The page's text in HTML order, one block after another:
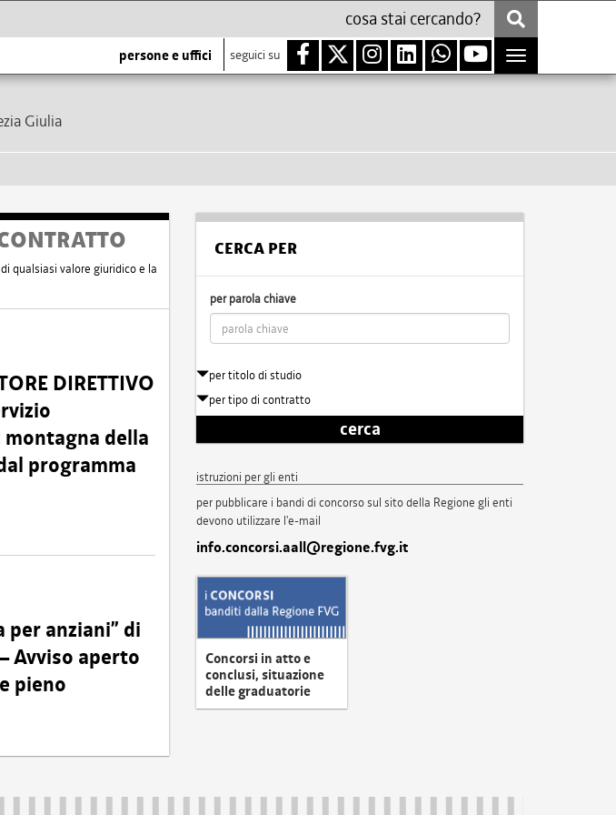
persone e uffici seguici su
Toggle
navigation
Giulia
qualsiasi valore giuridico e la
DIRETTIVO
della
programma
per anziani” di
Avviso aperto
pieno
CERCA PER
per parola chiave
per titolo di studio
per tipo di contratto
cerca
istruzioni per gli enti
per pubblicare i bandi di concorso sul sito della Regione gli enti
devono utilizzare l'e-mail
info.concorsi.aall@regione.fvg.it
Concorsi in atto e
conclusi, situazione
delle graduatorie